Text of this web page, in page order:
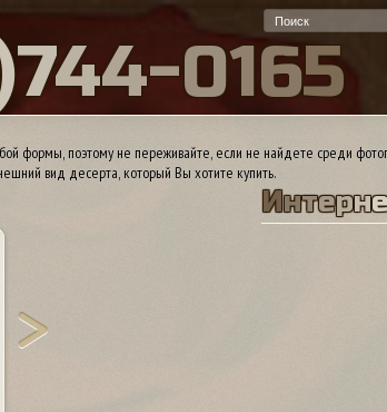
744-0165
формы, поэтому не переживайте, если не найдете среди
вид десерта, который Вы хотите купить.
Интерн